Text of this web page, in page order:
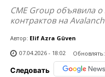
CME Group объявила
контрактов на
Автор: Elif Azra Güven
07.04.2026 - 18:02
Обновлять:
Следовать